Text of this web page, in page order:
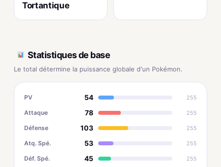
Tortantique
Statistiques de base
Le total détermine la puissance globale d'un Pokémon.
PV 54 255
Attaque 78 255
Défense 103 255
Atq. Spé. 53 255
Déf. Spé. 45 255